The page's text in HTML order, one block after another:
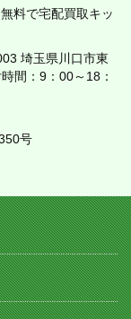
料で宅配買取キッ
埼玉県川口市東
間：9：00～18：
号